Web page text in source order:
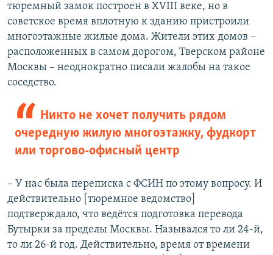
тюремный замок построен в XVIII веке, но в
советское время вплотную к зданию пристроили
многоэтажные жилые дома. Жители этих домов –
расположенных в самом дорогом, Тверском районе
Москвы – неоднократно писали жалобы на такое
соседство.
Никто не хочет получить рядом
очередную жилую многоэтажку, фудкорт
или торгово-офисный центр
– У нас была переписка с ФСИН по этому вопросу. И
действительно [тюремное ведомство]
подтверждало, что ведётся подготовка перевода
Бутырки за пределы Москвы. Назывался то ли 24-й,
то ли 26-й год. Действительно, время от времени